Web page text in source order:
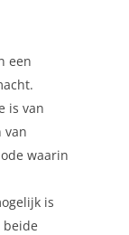
een
is van
van
waarin
is